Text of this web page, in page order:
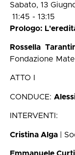
Sabato, 13
11:45 - 13:15
Prologo:
Rossella
Fondazione
ATTO I
CONDUCE:
INTERVENTI:
Cristina Alga |